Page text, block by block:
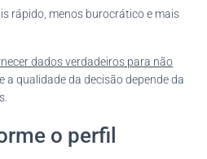
rápido, menos burocrático e mais
dados verdadeiros para não
a qualidade da decisão depende da
o perfil